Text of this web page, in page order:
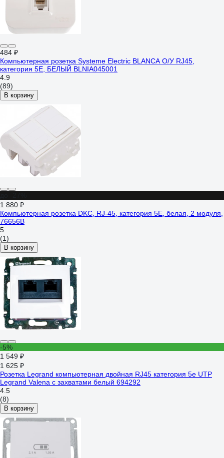
484 ₽
Компьютерная розетка Systeme Electric BLANCA О/У RJ45,
категория 5E, БЕЛЫЙ BLNIA045001
4.9
(89)
В корзину
1 880 ₽
Компьютерная розетка DKC, RJ-45, категория 5Е, белая, 2 модуля,
76656B
5
(1)
В корзину
-5%
1 549 ₽
1 625 ₽
Розетка Legrand компьютерная двойная RJ45 категория 5e UTP
Legrand Valena с захватами белый 694292
4.5
(8)
В корзину